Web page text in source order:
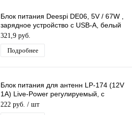
Блок питания Deespi DE06, 5V / 67W ,
зарядное устройство с USB-A, белый
цвет
321,9 руб.
Подробнее
Блок питания для антенн LP-174 (12V
1A) Live-Power регулируемый, с
инжектором питания, c F- разъёмом
222 руб. / шт